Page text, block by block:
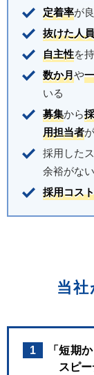
定着率が
抜けた人
自主性を
数か月や
いる
募集から
用担当者
採用した
余裕がない
採用コス
当
1
「短期
スピ